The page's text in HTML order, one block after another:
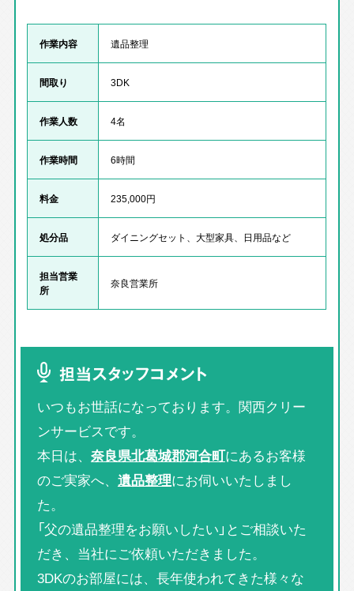
作業内容 遺品整理
間取り 3DK
作業人数 4名
作業時間 6時間
料金 235,000円
処分品 ダイニングセット、大型家具、日用品など
担当営業
所
奈良営業所
担当スタッフコメント
いつもお世話になっております。関西クリー
ンサービスです。
本日は、 奈良県北葛城郡河合町にあるお客様
のご実家へ、 遺品整理にお伺いいたしまし
た。
「父の遺品整理をお願いしたい」とご相談いた
だき、当社にご依頼いただきました。
3DKのお部屋には、長年使われてきた様々な